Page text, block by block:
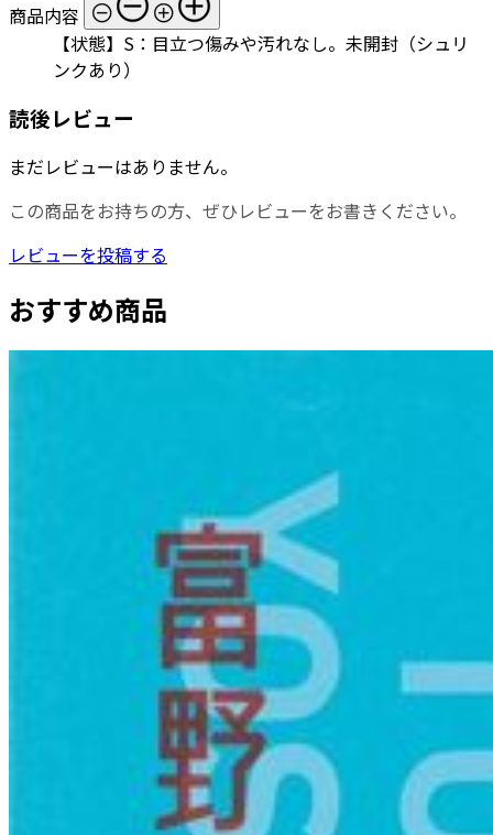
商品内容
【状態】S：目立つ傷みや汚れなし。未開封（シュリ
ンクあり）
読後レビュー
まだレビューはありません。
この商品をお持ちの方、ぜひレビューをお書きください。
レビューを投稿する
おすすめ商品